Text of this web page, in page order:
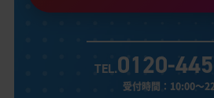
TEL.0120-
受付時間：10:00～